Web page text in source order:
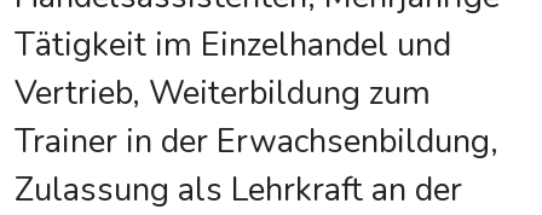
Tätigkeit im Einzelhandel und
Vertrieb, Weiterbildung zum
Trainer in der Erwachsenbildung,
Zulassung als Lehrkraft an der